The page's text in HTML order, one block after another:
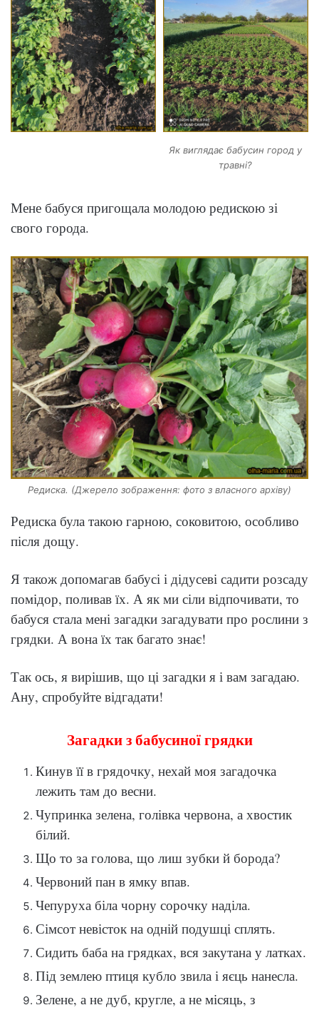
Як виглядає бабусин город у
травні?
Мене бабуся пригощала молодою редискою зі
свого города.
Редиска. (Джерело зображення: фото з власного архіву)
Редиска була такою гарною, соковитою, особливо
після дощу.
Я також допомагав бабусі і дідусеві садити розсаду
помідор, поливав їх. А як ми сіли відпочивати, то
бабуся стала мені загадки загадувати про рослини з
грядки. А вона їх так багато знає!
Так ось, я вирішив, що ці загадки я і вам загадаю.
Ану, спробуйте відгадати!
Загадки з бабусиної грядки
Кинув її в грядочку, нехай моя загадочка
лежить там до весни.
Чупринка зелена, голівка червона, а хвостик
білий.
Що то за голова, що лиш зубки й борода?
Червоний пан в ямку впав.
Чепуруха біла чорну сорочку наділа.
Сімсот невісток на одній подушці сплять.
Сидить баба на грядках, вся закутана у латках.
Під землею птиця кубло звила і яєць нанесла.
Зелене, а не дуб, кругле, а не місяць, з